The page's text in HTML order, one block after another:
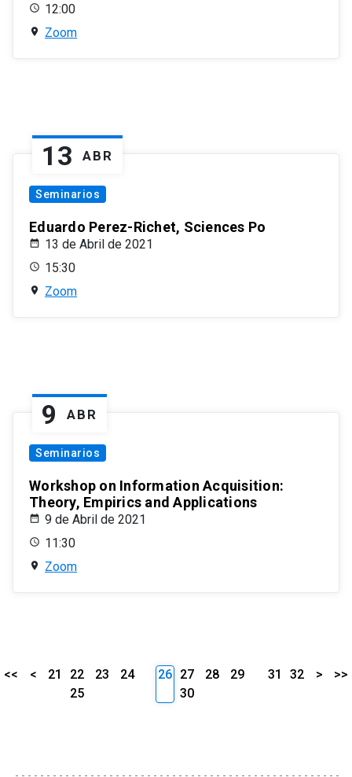
12:00
Zoom
13 ABR
Seminarios
Eduardo Perez-Richet, Sciences Po
13 de Abril de 2021
15:30
Zoom
9 ABR
Seminarios
Workshop on Information Acquisition:
Theory, Empirics and Applications
9 de Abril de 2021
11:30
Zoom
<< < 21 22 23
24
25
26 27 28
29
30
31 32 > >>